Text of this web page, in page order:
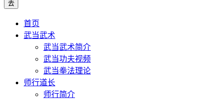
首页
武当武术
武当武术简介
武当功夫视频
武当拳法理论
师行道长
师行简介